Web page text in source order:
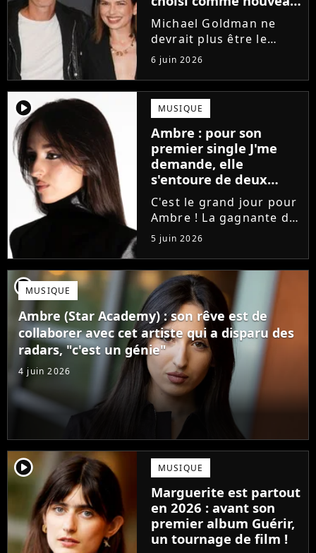
directeur ?
Michael Goldman ne
devrait plus être le
directeur de la Star
Academy lors de la
saison 2026. Et pour lui
succéder, c'est un
ancien gagnant de
l'émission de TF1 qui
sera aujourd'hui...
6 juin 2026
player2 MUSIQUE
Ambre : pour son
premier single J'me
demande, elle
s'entoure de deux
proches de Slimane
C'est le grand jour pour
Ambre ! La gagnante de
la Star Academy fait ses
premiers pas dans
l'industrie en publiant
J'me demande, un
premier single que la
chanteuse a
confectionné avec...
5 juin 2026
player2MUSIQUE
Ambre (Star Academy) : son rêve est de
collaborer avec cet artiste qui a disparu des
radars, "c'est un génie"
4 juin 2026
player2 MUSIQUE
Marguerite est partout
en 2026 : avant son
premier album Guérir,
un tournage de film !